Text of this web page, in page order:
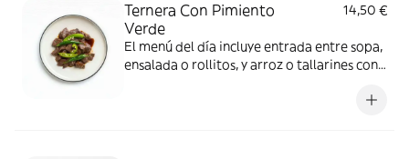
Ternera Con Pimiento
Verde
14,50 €
El menú del día incluye entrada entre sopa,
ensalada o rollitos, y arroz o tallarines con